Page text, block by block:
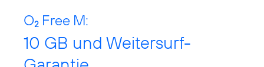
O2 Free M:
10 GB und Weitersurf-